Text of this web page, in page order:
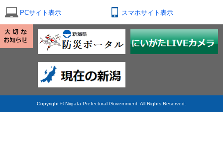
PCサイト表示 スマホサイト表示
Copyright © Niigata Prefectural Government. All Rights Reserved.